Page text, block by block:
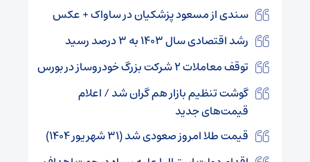
سندی از مسعود پزشکیان در ساواک + عکس
رشد اقتصادی سال ۱۴۰۳ به ۳ درصد رسید
توقف معاملات ۲ شرکت بزرگ خودروساز در بورس
گوشت تنظیم بازار هم گران شد / اعلام
قیمت‌های جدید
قیمت طلا امروز صعودی شد (۳۱ شهریور ۱۴۰۴)